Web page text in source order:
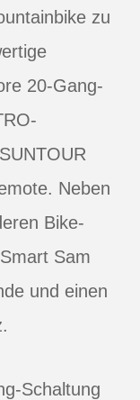
zu
20-Gang-
Neben
Bike-
Sam
und einen
Schaltung